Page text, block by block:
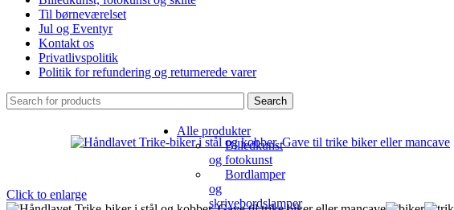
Til børneværelset
Jul og Eventyr
Kontakt os
Privatlivspolitik
Politik for refundering og returnerede varer
Alle produkter
Billedkunst
og fotokunst
Bordlamper
og
skrivebordslamper
Search
Click to enlarge